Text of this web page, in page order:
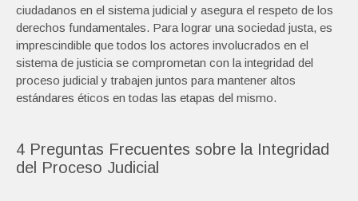
ciudadanos en el sistema judicial y asegura el respeto de los
derechos fundamentales. Para lograr una sociedad justa, es
imprescindible que todos los actores involucrados en el
sistema de justicia se comprometan con la integridad del
proceso judicial y trabajen juntos para mantener altos
estándares éticos en todas las etapas del mismo.
4 Preguntas Frecuentes sobre la Integridad
del Proceso Judicial